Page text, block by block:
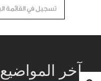
آخر المواضيع